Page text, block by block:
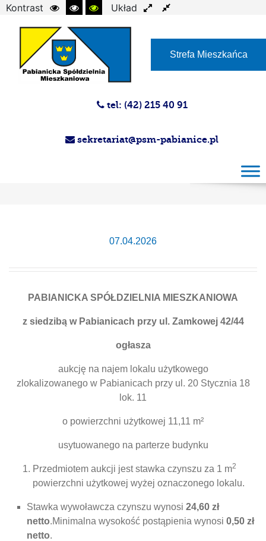
Kontrast
Układ
Strefa Mieszkańca
tel: (42) 215 40 91
sekretariat@psm-pabianice.pl
07.04.2026
PABIANICKA SPÓŁDZIELNIA MIESZKANIOWA
z siedzibą w Pabianicach przy ul. Zamkowej 42/44
ogłasza
aukcję na najem lokalu użytkowego
zlokalizowanego w Pabianicach przy ul. 20 Stycznia 18
lok. 11
o powierzchni użytkowej 11,11 m²
usytuowanego na parterze budynku
Przedmiotem aukcji jest stawka czynszu za 1 m2
powierzchni użytkowej wyżej oznaczonego lokalu.
Stawka wywoławcza czynszu wynosi 24,60 zł
netto.Minimalna wysokość postąpienia wynosi 0,50 zł
netto.